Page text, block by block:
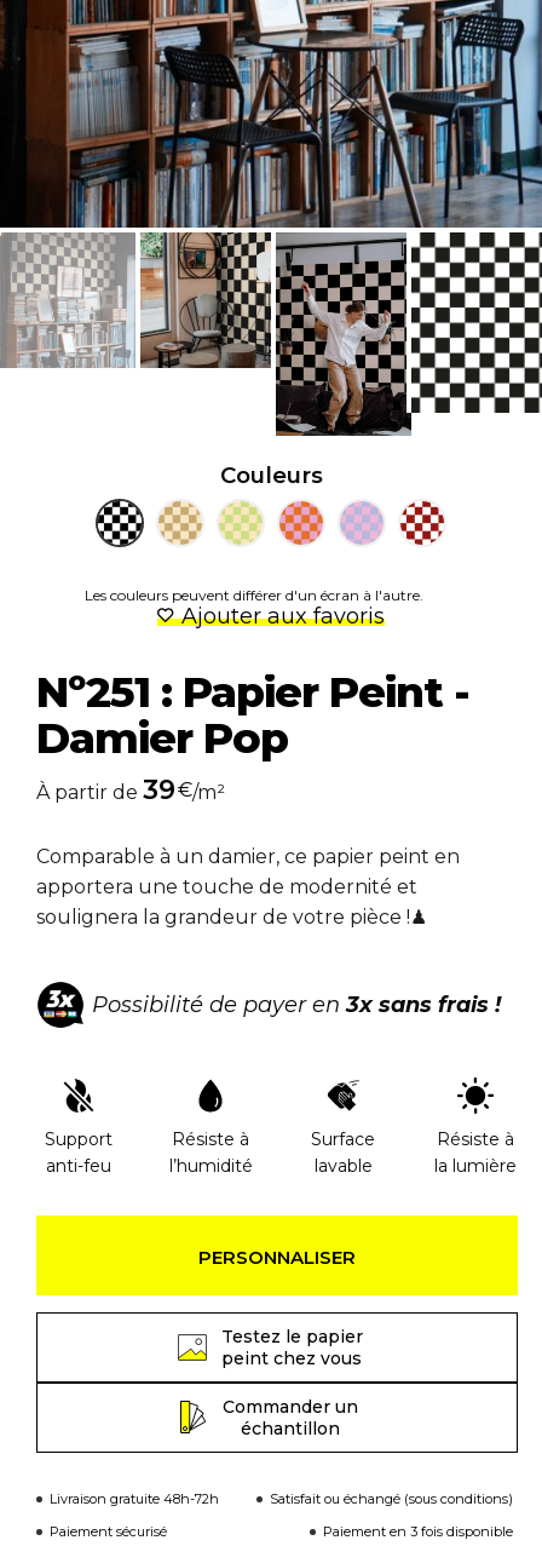
Couleurs
Les couleurs peuvent différer d'un écran à l'autre.
Ajouter aux favoris
Nº251 : Papier Peint -
Damier Pop
À partir de 39€/m²
Comparable à un damier, ce papier peint en
apportera une touche de modernité et
soulignera la grandeur de votre pièce !♟
Possibilité de payer en3x sans frais !
Support
anti-feu
Résiste à
l’humidité
Surface
lavable
Résiste à
la lumière
PERSONNALISER
Testez le papier
peint chez vous
Commander un
échantillon
Livraison gratuite 48h-72h
Satisfait ou échangé (sous conditions)
Paiement sécurisé
Paiement en 3 fois disponible